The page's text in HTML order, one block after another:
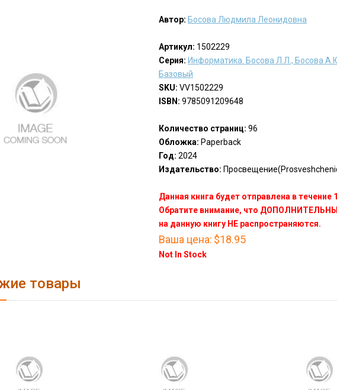
Автор: Босова Людмила Леонидовна
Артикул: 1502229
Серия: Информатика. Босова Л.Л., Босова
Базовый
SKU: VV1502229
ISBN: 9785091209648
Количество страниц: 96
Обложка: Paperback
Год: 2024
Издательство:
Данная книга будет отправлена в течение
Обратите внимание, что
на данную книгу НЕ распространяются.
Ваша цена: $18.95
Not In Stock
товары